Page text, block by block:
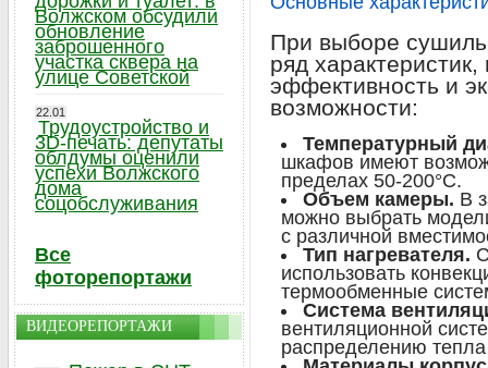
При выборе
ряд
эффективность и
возможности:
Температурный
шкафов имеют
пределах 50-200°C.
Объем камеры. В
можно выбрать
с различной
Тип нагревателя.
использовать
термообменные
Система
вентиляционной
распределению
Волжском обсудили
обновление
заброшенного
участка сквера на
улице Советской
22.01
Трудоустройство и
3D-печать: депутаты
облдумы оценили
успехи Волжского
дома
соцобслуживания
Все
фоторепортажи
ВИДЕОРЕПОРТАЖИ